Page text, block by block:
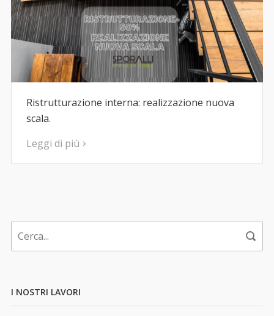
Ristrutturazione interna: realizzazione nuova
scala.
Leggi di più
I NOSTRI LAVORI